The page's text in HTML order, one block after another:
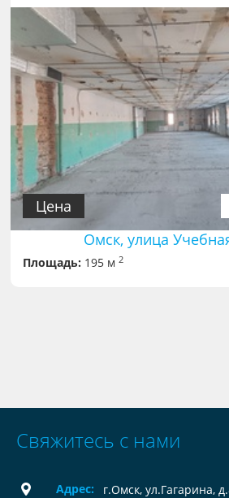
Цена
Омск, улица
Площадь: 195 м2
Свяжитесь с нами
Адрес:
г.Омск, ул.Гагарина,